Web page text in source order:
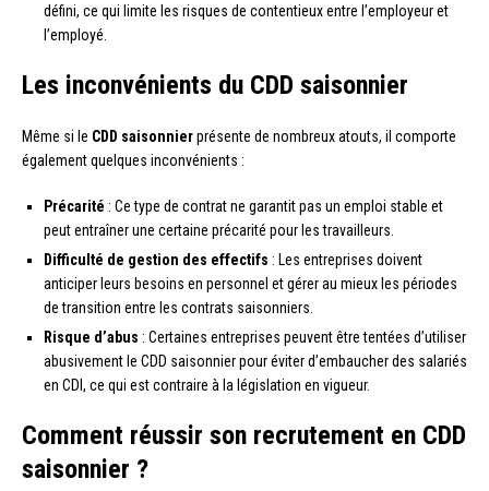
défini, ce qui limite les risques de contentieux entre l’employeur et
l’employé.
Les inconvénients du CDD saisonnier
Même si le CDD saisonnierprésente de nombreux atouts, il comporte
également quelques inconvénients :
Précarité : Ce type de contrat ne garantit pas un emploi stable et
peut entraîner une certaine précarité pour les travailleurs.
Difficulté de gestion des effectifs : Les entreprises doivent
anticiper leurs besoins en personnel et gérer au mieux les périodes
de transition entre les contrats saisonniers.
Risque d’abus : Certaines entreprises peuvent être tentées d’utiliser
abusivement le CDD saisonnier pour éviter d’embaucher des salariés
en CDI, ce qui est contraire à la législation en vigueur.
Comment réussir son recrutement en CDD
saisonnier ?